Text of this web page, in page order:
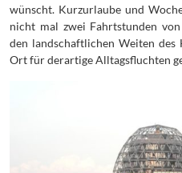
wünscht. Kurzurlaube und
nicht mal zwei Fahrtstunden
den landschaftlichen Weiten des
Ort für derartige Alltagsfluchten